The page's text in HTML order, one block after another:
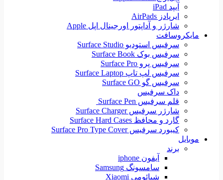
آیپد iPad
ایرپادز AirPads
شارژر و آداپتور اورجینال اپل Apple
مایکروسافت
سرفیس استودیو Surface Studio
سرفیس بوک Surface Book
سرفیس پرو Surface Pro
سرفیس لپ تاپ Surface Laptop
سرفیس گو Surface GO
داک سرفیس
قلم سرفیس Surface Pen
شارژر سرفیس Surface Charger
گارد و محافظ Surface Hard Cases
کیبورد سرفیس Surface Pro Type Cover
موبایل
برند
آیفون iphone
سامسونگ Samsung
شیائومی Xiaomi